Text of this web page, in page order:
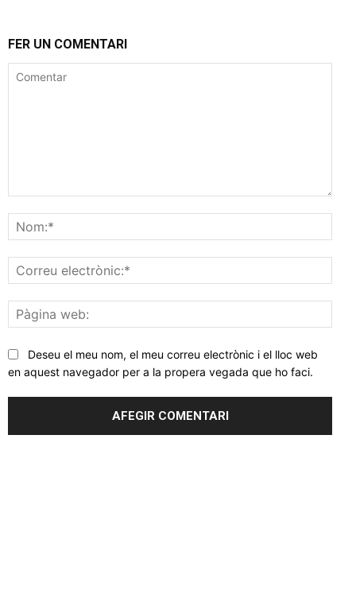
FER UN COMENTARI
web:
Deseu el meu nom, el meu correu electrònic i el lloc web
en aquest navegador per a la propera vegada que ho faci.